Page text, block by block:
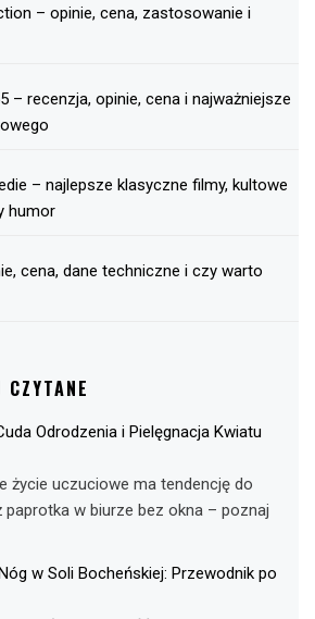
– opinie, cena, zastosowanie i
– recenzja, opinie, cena i najważniejsze
– najlepsze klasyczne filmy, kultowe
humor
cena, dane techniczne i czy warto
CZYTANE
Odrodzenia i Pielęgnacja Kwiatu
życie uczuciowe ma tendencję do
paprotka w biurze bez okna – poznaj
w Soli Bocheńskiej: Przewodnik po